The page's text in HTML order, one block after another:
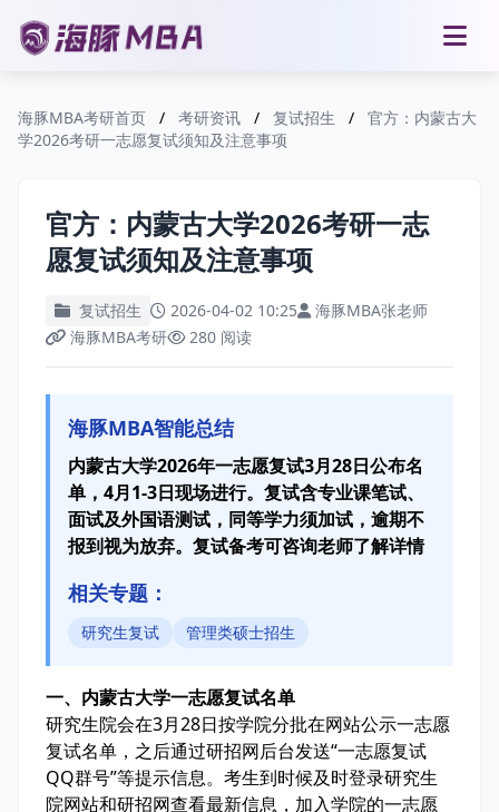
海豚MBA考研首页 / 考研资讯 / 复试招生 /
官方：内蒙古大
学2026考研一志愿复试须知及注意事项
官方：内蒙古大学2026考研一志
愿复试须知及注意事项
复试招生 2026-04-02 10:25
海豚MBA张老师
海豚MBA考研
280 阅读
海豚MBA智能总结
内蒙古大学2026年一志愿复试3月28日公布名
单，4月1-3日现场进行。复试含专业课笔试、
面试及外国语测试，同等学力须加试，逾期不
报到视为放弃。复试备考可咨询老师了解详情
相关专题：
研究生复试 管理类硕士招生
一、内蒙古大学一志愿复试名单
研究生院会在3月28日按学院分批在网站公示一志愿
复试名单，之后通过研招网后台发送“一志愿复试
QQ群号”等提示信息。考生到时候及时登录研究生
院网站和研招网查看最新信息，加入学院的一志愿